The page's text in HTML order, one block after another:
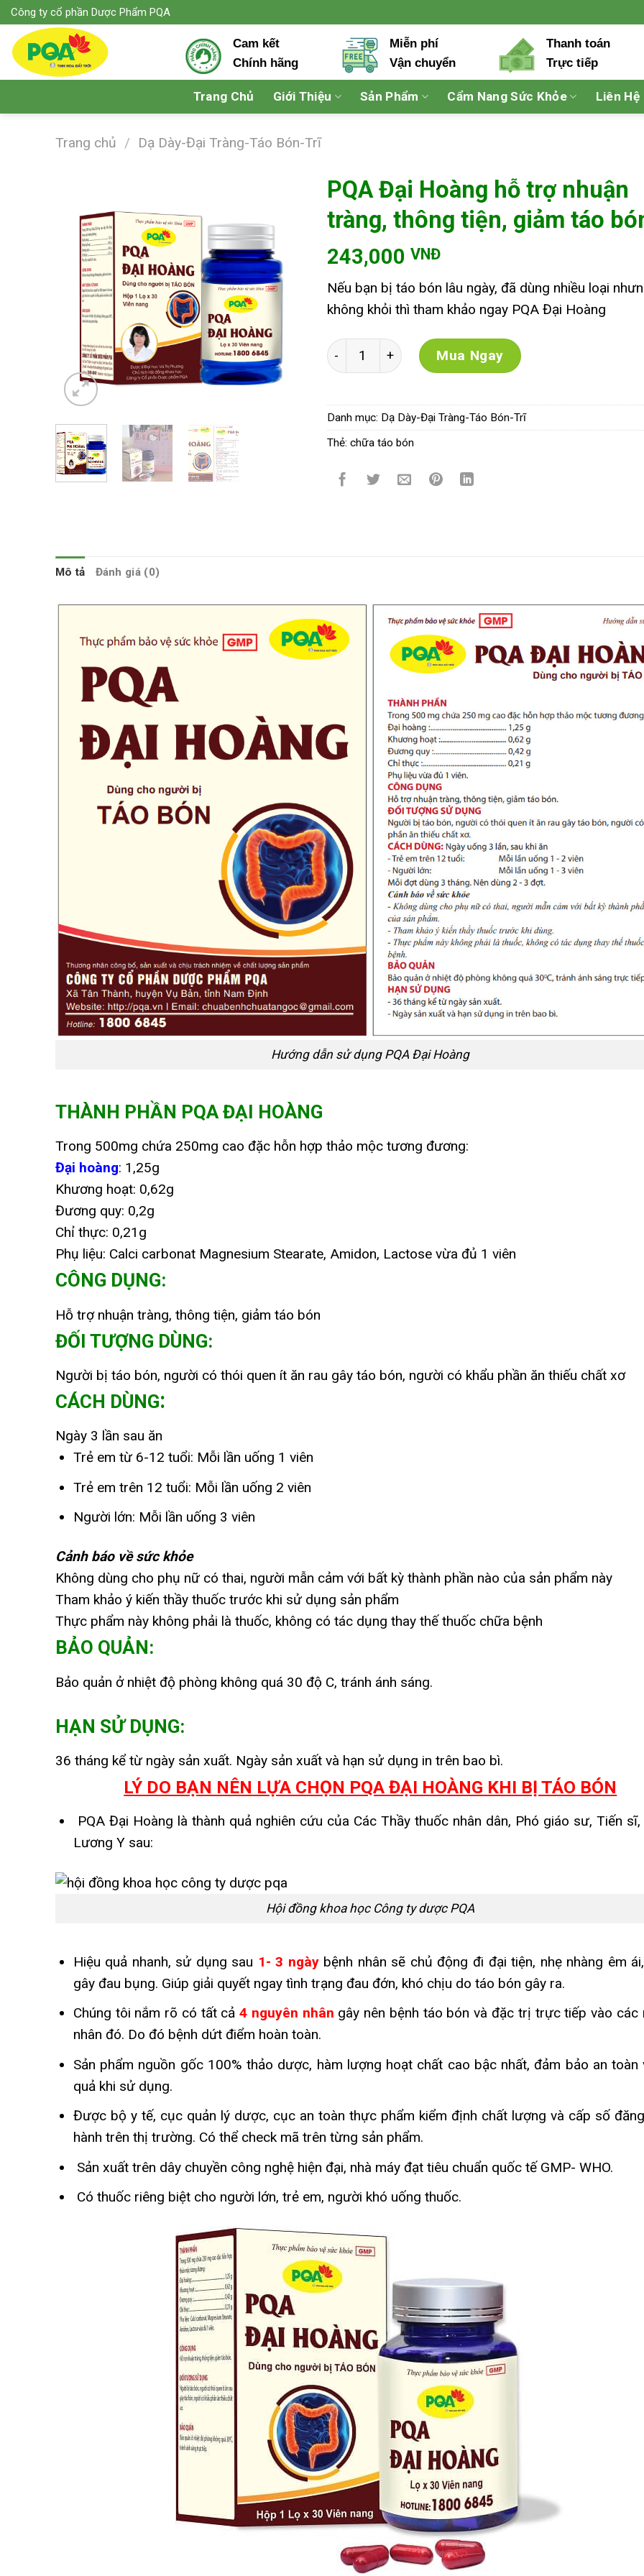
Skip
content
Công ty cổ phần Dược Phẩm PQA
Cam kết
Chính hãng
Miễn phí
Vận chuyển
Thanh toán
Trực tiếp
Trang Chủ Giới Thiệu Sản Phẩm Cẩm Nang Sức Khỏe Liên Hệ
Trang chủ / Dạ Dày-Đại Tràng-Táo Bón-Trĩ
PQA Đại Hoàng hỗ trợ nhuận
tràng, thông tiện, giảm táo
243,000 VNĐ
Nếu bạn bị táo bón lâu ngày, đã dùng nhiều loại
không khỏi thì tham khảo ngay PQA Đại Hoàng
PQA Đại Hoàng hỗ trợ nhuận tràng, thông tiện, giảm táo
Mua Ngay
Danh mục: Dạ Dày-Đại Tràng-Táo Bón-Trĩ
Thẻ: chữa táo bón
Mô tả Đánh giá (0)
Hướng dẫn sử dụng PQA Đại Hoàng
THÀNH PHẦN PQA ĐẠI HOÀNG
Trong 500mg chứa 250mg cao đặc hỗn hợp thảo mộc tương đương:
Đại hoàng: 1,25g
Khương hoạt: 0,62g
Đương quy: 0,2g
Chỉ thực: 0,21g
Phụ liệu: Calci carbonat Magnesium Stearate, Amidon, Lactose vừa đủ 1 viên
CÔNG DỤNG:
Hỗ trợ nhuận tràng, thông tiện, giảm táo bón
ĐỐI TƯỢNG DÙNG:
Người bị táo bón, người có thói quen ít ăn rau gây táo bón, người có khẩu phần ăn thiếu chất xơ
CÁCH DÙNG:
Ngày 3 lần sau ăn
Trẻ em từ 6-12 tuổi: Mỗi lần uống 1 viên
Trẻ em trên 12 tuổi: Mỗi lần uống 2 viên
Người lớn: Mỗi lần uống 3 viên
Cảnh báo về sức khỏe
Không dùng cho phụ nữ có thai, người mẫn cảm với bất kỳ thành phần nào của sản phẩm này
Tham khảo ý kiến thầy thuốc trước khi sử dụng sản phẩm
Thực phẩm này không phải là thuốc, không có tác dụng thay thế thuốc chữa bệnh
BẢO QUẢN:
Bảo quản ở nhiệt độ phòng không quá 30 độ C, tránh ánh sáng.
HẠN SỬ DỤNG:
36 tháng kể từ ngày sản xuất. Ngày sản xuất và hạn sử dụng in trên bao bì.
LÝ DO BẠN NÊN LỰA CHỌN PQA ĐẠI HOÀNG KHI BỊ TÁO BÓN
PQA Đại Hoàng là thành quả nghiên cứu của Các Thầy thuốc nhân dân, Phó giáo sư, Tiến sĩ,
Lương Y sau:
Hội đồng khoa học Công ty dược PQA
Hiệu quả nhanh, sử dụng sau 1- 3 ngàybệnh nhân sẽ chủ động đi đại tiện, nhẹ nhàng êm
gây đau bụng. Giúp giải quyết ngay tình trạng đau đớn, khó chịu do táo bón gây ra.
Chúng tôi nắm rõ có tất cả4 nguyên nhân gây nên bệnh táo bón và đặc trị trực tiếp vào các
nhân đó. Do đó bệnh dứt điểm hoàn toàn.
Sản phẩm nguồn gốc 100% thảo dược, hàm lượng hoạt chất cao bậc nhất, đảm bảo an toàn
quả khi sử dụng.
Được bộ y tế, cục quản lý dược, cục an toàn thực phẩm kiểm định chất lượng và cấp số
hành trên thị trường. Có thể check mã trên từng sản phẩm.
Sản xuất trên dây chuyền công nghệ hiện đại, nhà máy đạt tiêu chuẩn quốc tế GMP- WHO.
Có thuốc riêng biệt cho người lớn, trẻ em, người khó uống thuốc.